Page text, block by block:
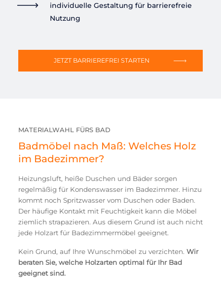
individuelle Gestaltung für barrierefreie
Nutzung
JETZT BARRIEREFREI STARTEN
MATERIALWAHL FÜRS BAD
Badmöbel nach Maß: Welches Holz
im Badezimmer?
Heizungsluft, heiße Duschen und Bäder sorgen
regelmäßig für Kondenswasser im Badezimmer. Hinzu
kommt noch Spritzwasser vom Duschen oder Baden.
Der häufige Kontakt mit Feuchtigkeit kann die Möbel
ziemlich strapazieren. Aus diesem Grund ist auch nicht
jede Holzart für Badezimmermöbel geeignet.
Kein Grund, auf Ihre Wunschmöbel zu verzichten. Wir
beraten Sie, welche Holzarten optimal für Ihr Bad
geeignet sind.